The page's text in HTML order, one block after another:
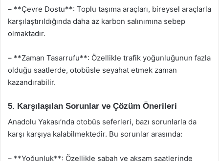
– **Çevre Dostu**: Toplu taşıma araçları, bireysel araçlarla
karşılaştırıldığında daha az karbon salınımına sebep
olmaktadır.
– **Zaman Tasarrufu**: Özellikle trafik yoğunluğunun fazla
olduğu saatlerde, otobüsle seyahat etmek zaman
kazandırabilir.
5. Karşılaşılan Sorunlar ve Çözüm Önerileri
Anadolu Yakası’nda otobüs seferleri, bazı sorunlarla da
karşı karşıya kalabilmektedir. Bu sorunlar arasında:
– **Yoğunluk**: Özellikle sabah ve akşam saatlerinde